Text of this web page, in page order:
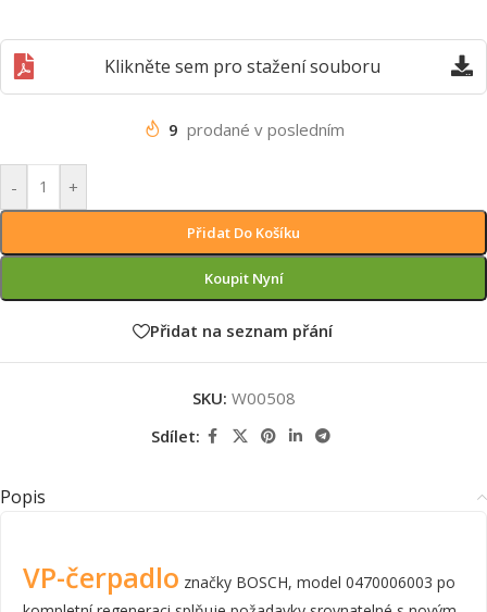
Klikněte sem pro stažení souboru
9 prodané v posledním
- +
Přidat Do Košíku
Koupit Nyní
Přidat na seznam přání
SKU: W00508
Sdílet:
Popis
VP-čerpadlo značky BOSCH, model 0470006003 po